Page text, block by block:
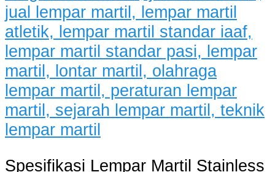
Spesifikasi Lempar Martil Stainless